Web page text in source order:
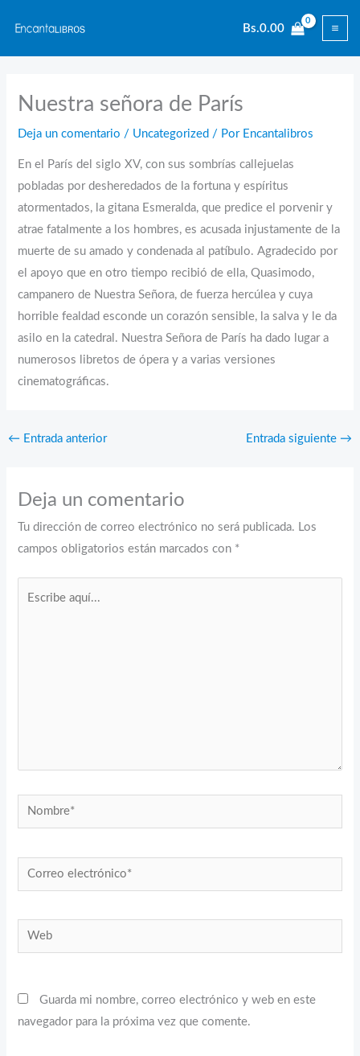
contenido
Bs.0.00
Nuestra señora de París
Deja un comentario / Uncategorized / Por Encantalibros
En el París del siglo XV, con sus sombrías callejuelas
pobladas por desheredados de la fortuna y espíritus
atormentados, la gitana Esmeralda, que predice el porvenir y
atrae fatalmente a los hombres, es acusada injustamente de la
muerte de su amado y condenada al patíbulo. Agradecido por
el apoyo que en otro tiempo recibió de ella, Quasimodo,
campanero de Nuestra Señora, de fuerza hercúlea y cuya
horrible fealdad esconde un corazón sensible, la salva y le da
asilo en la catedral. Nuestra Señora de París ha dado lugar a
numerosos libretos de ópera y a varias versiones
cinematográficas.
← Entrada anterior Entrada siguiente →
Deja un comentario
Tu dirección de correo electrónico no será publicada. Los
campos obligatorios están marcados con *
Nombre*
Correo
electrónico*
Web
Guarda mi nombre, correo electrónico y web en este
navegador para la próxima vez que comente.